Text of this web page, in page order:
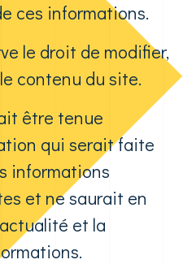
ces informations.
le droit de modifier,
contenu du site.
être tenue
qui serait faite
informations
et ne saurait en
et la